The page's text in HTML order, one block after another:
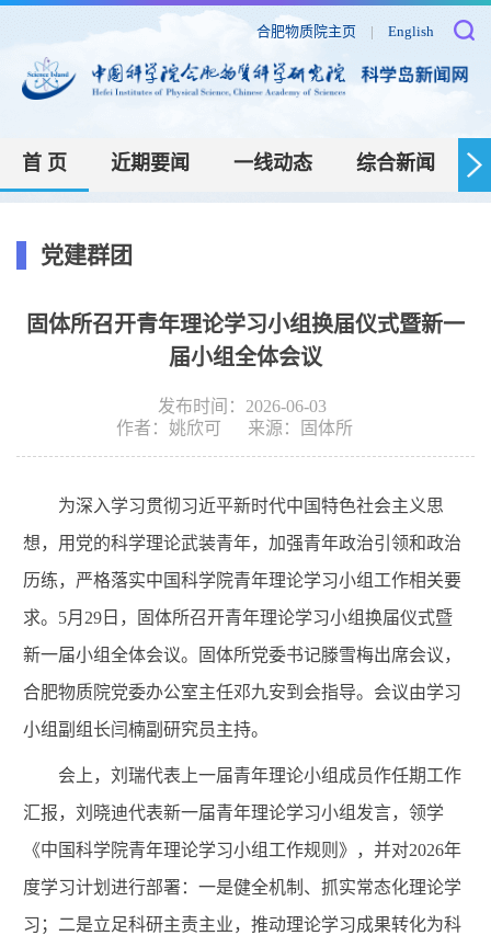
合肥物质院主页 | English
首 页 近期要闻 一线动态 综合新闻
党建群团
固体所召开青年理论学习小组换届仪式暨新一
届小组全体会议
发布时间：2026-06-03
作者： 姚欣可 来源： 固体所
为深入学习贯彻习近平新时代中国特色社会主义思
想，用党的科学理论武装青年，加强青年政治引领和政治
历练，严格落实中国科学院青年理论学习小组工作相关要
求。 5月 29 日，固体所召开青年理论学习小组换届仪式暨
新一届小组全体会议。固体所党委书记滕雪梅出席会议，
合肥物质院党委办公室主任邓九安到会指导。会议由学习
小组副组长闫楠副研究员主持。
会上，刘瑞代表上一届青年理论小组成员作任期工作
汇报，刘晓迪代表新一届青年理论学习小组发言，领学
《中国科学院青年理论学习小组工作规则》，并对2026年
度学习计划进行部署：一是健全机制、抓实常态化理论学
习；二是立足科研主责主业，推动理论学习成果转化为科